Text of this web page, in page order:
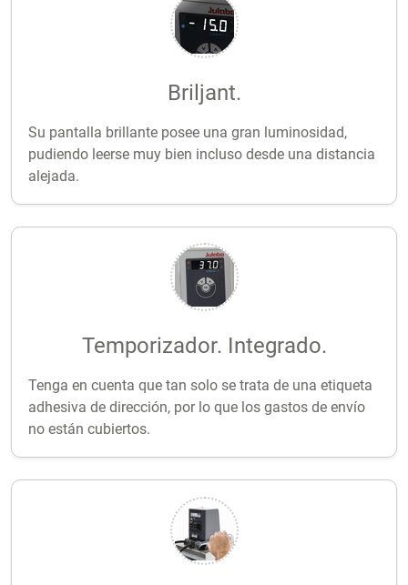
Briljant.
Su pantalla brillante posee una gran luminosidad,
pudiendo leerse muy bien incluso desde una distancia
alejada.
Temporizador. Integrado.
Tenga en cuenta que tan solo se trata de una etiqueta
adhesiva de dirección, por lo que los gastos de envío
no están cubiertos.